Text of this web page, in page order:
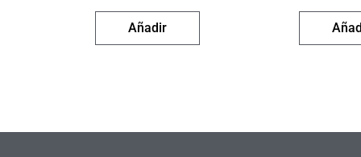
Añadir